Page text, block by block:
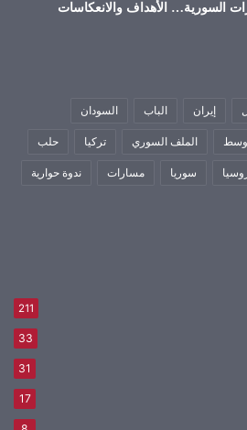
السورية… الأهداف والانعكاسات
إيران الباب السودان
الملف السوري تركيا حلب
سوريا مسارات ندوة حوارية
211
33
31
17